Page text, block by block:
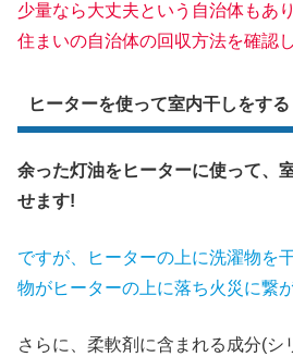
少量なら大丈夫という自治体もあ
住まいの自治体の回収方法を確認
ヒーターを使って室内干しをする
余った灯油をヒーターに使って、
せます!
ですが、ヒーターの上に洗濯物を
物がヒーターの上に落ち火災に繋
さらに、柔軟剤に含まれる成分(シ